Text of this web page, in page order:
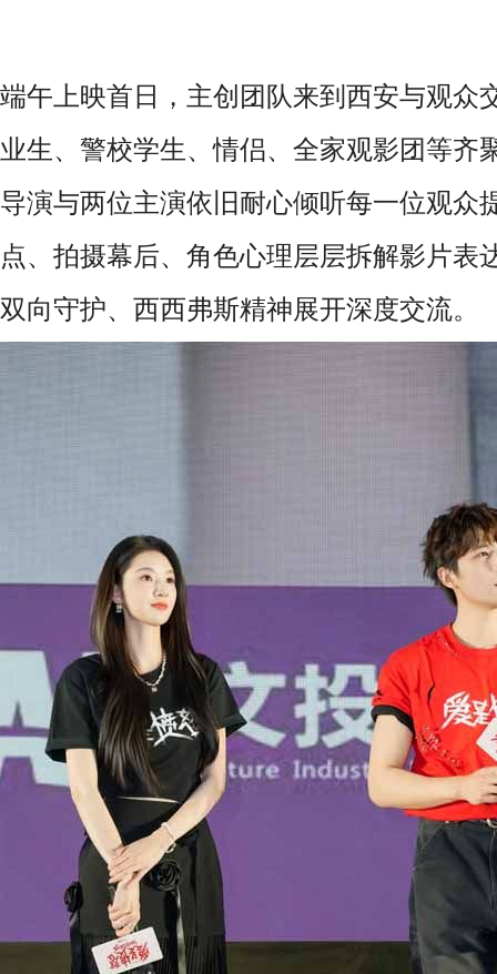
端午上映首日，主创团队来到西安与观众
业生、警校学生、情侣、全家观影团等齐
导演与两位主演依旧耐心倾听每一位观众
点、拍摄幕后、角色心理层层拆解影片表
双向守护、西西弗斯精神展开深度交流。